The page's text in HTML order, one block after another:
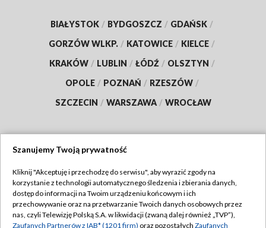
BIAŁYSTOK / BYDGOSZCZ / GDAŃSK /
GORZÓW WLKP. / KATOWICE / KIELCE /
KRAKÓW / LUBLIN / ŁÓDŹ / OLSZTYN /
OPOLE / POZNAŃ / RZESZÓW /
SZCZECIN / WARSZAWA / WROCŁAW
TVP
Abonament TVP
Emisja w TVP
Regulamin TVP
Szanujemy Twoją prywatność
Kliknij "Akceptuję i przechodzę do serwisu", aby wyrazić zgody na
korzystanie z technologii automatycznego śledzenia i zbierania danych,
dostęp do informacji na Twoim urządzeniu końcowym i ich
przechowywanie oraz na przetwarzanie Twoich danych osobowych przez
nas, czyli Telewizję Polską S.A. w likwidacji (zwaną dalej również „TVP”),
Zaufanych Partnerów z IAB* (1201 firm) oraz pozostałych Zaufanych